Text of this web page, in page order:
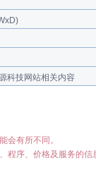
科技网站相关内容
会有所不同。
序、价格及服务的信